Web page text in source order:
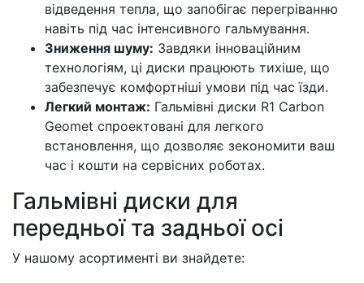
відведення тепла, що запобігає перегріванню
навіть під час інтенсивного гальмування.
Зниження шуму: Завдяки інноваційним
технологіям, ці диски працюють тихіше, що
забезпечує комфортніші умови під час їзди.
Легкий монтаж: Гальмівні диски R1 Carbon
Geomet спроектовані для легкого
встановлення, що дозволяє зекономити ваш
час і кошти на сервісних роботах.
Гальмівні диски для
передньої та задньої осі
У нашому асортименті ви знайдете: